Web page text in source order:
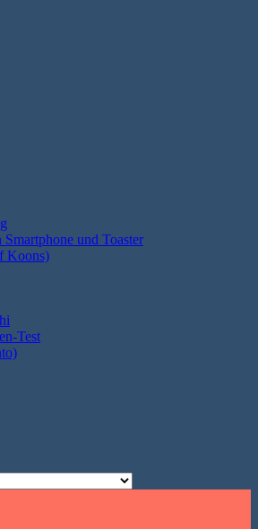
und Toaster
Koons)
Test